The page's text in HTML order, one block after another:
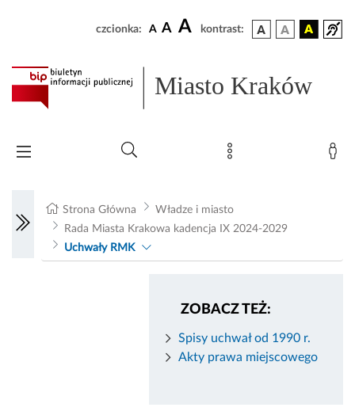
czcionka: A A A kontrast:
Miasto Kraków
Strona Główna
Władze i miasto
Rada Miasta Krakowa kadencja IX 2024-2029
Uchwały RMK
ZOBACZ TEŻ:
Spisy uchwał od 1990 r.
Akty prawa miejscowego